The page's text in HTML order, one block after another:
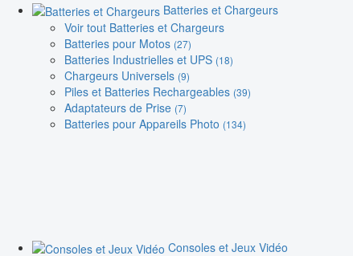
Batteries et Chargeurs
Voir tout Batteries et Chargeurs
Batteries pour Motos (27)
Batteries Industrielles et UPS (18)
Chargeurs Universels (9)
Piles et Batteries Rechargeables (39)
Adaptateurs de Prise (7)
Batteries pour Appareils Photo (134)
Consoles et Jeux Vidéo